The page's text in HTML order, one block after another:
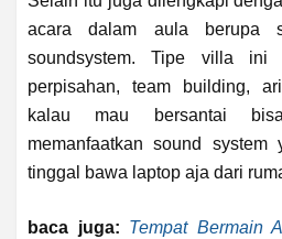
acara dalam aula berupa
soundsystem. Tipe villa ini
perpisahan, team building,
kalau mau bersantai
memanfaatkan sound system
tinggal bawa laptop aja dari
baca juga: Tempat Bermain